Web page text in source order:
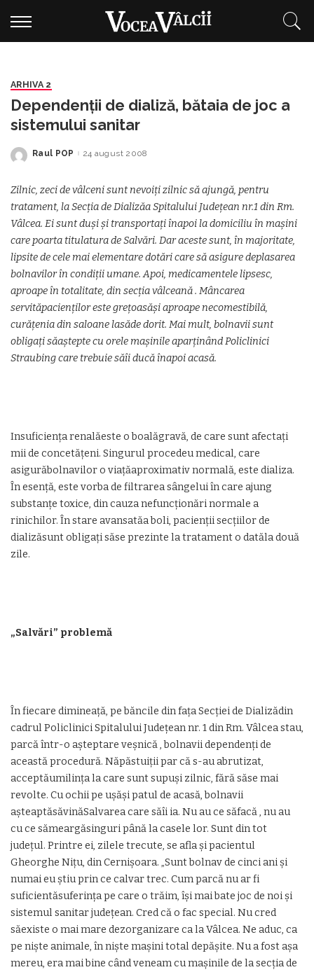
ARHIVA 2
Dependenții de dializă, bătaia de joc a
sistemului sanitar
Posted
Raul POP 24 august 2008
Zilnic, zeci de vâlceni sunt nevoiți zilnic să ajungă, pentru
tratament, la Secția de Dializăa Spitalului Județean nr.1 din Rm.
Vâlcea. Ei sunt duși și transportați înapoi la domiciliu în mașini
care poarta titulatura de Salvări. Dar aceste sunt, în majoritate,
lipsite de cele mai elementare dotări care să asigure deplasarea
bolnavilor în condiții umane. Apoi, medicamentele lipsesc,
aproape în totalitate, din secția vâlceană . Mâncarea
servităpacienților este grețoasăși aproape necomestibilă,
curățenia din saloane lasăde dorit. Mai mult, bolnavii sunt
obligați săaștepte cu orele mașinile aparținând Policlinici
Straubing care trebuie săîi ducă înapoi acasă.
Insuficiența renalăeste o boalăgravă, de care sunt afectați
mii de concetățeni. Singurul procedeu medical, care
asigurăbolnavilor o viațăaproximativ normală, este dializa.
În esență, este vorba de filtrarea sângelui în care ajung
substanțe toxice, din cauza nefuncționări normale a
rinichilor. În stare avansatăa boli, pacienții secțiilor de
dializăsunt obligați săse prezinte la tratament o datăla două
zile.
„Salvări” problemă
În fiecare dimineață, pe băncile din fața Secției de Dializădin
cadrul Policlinici Spitalului Județean nr. 1 din Rm. Vâlcea stau,
parcă într-o așteptare veșnică , bolnavii dependenți de
această procedură. Năpăstuiții par că s-au abrutizat,
acceptăumilința la care sunt supuși zilnic, fără săse mai
revolte. Cu ochii pe ușăși patul de acasă, bolnavii
așteaptăsăvinăSalvarea care săîi ia. Nu au ce săfacă , nu au
cu ce sămeargăsinguri până la casele lor. Sunt din tot
județul. Printre ei, zilele trecute, se afla și pacientul
Gheorghe Nițu, din Cernișoara. „Sunt bolnav de cinci ani și
numai eu știu prin ce calvar trec. Cum parcă nu ar fi
suficientăsuferința pe care o trăim, își mai bate joc de noi și
sistemul sanitar județean. Cred că o fac special. Nu cred
săexiste o mai mare dezorganizare ca la Vâlcea. Ne aduc, ca
pe niște animale, în niște mașini total depășite. Nu a fost așa
mereu, era mai bine când veneam cu mașinile de la secția de